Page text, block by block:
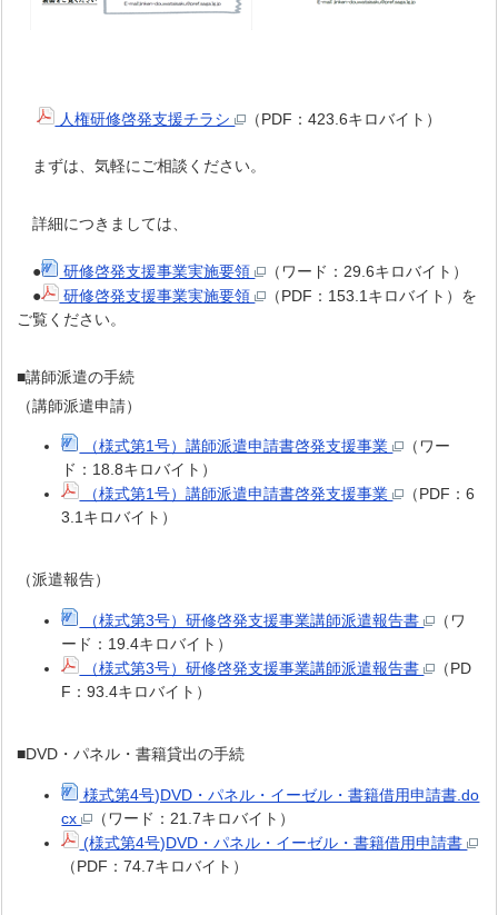
人権研修啓発支援チラシ （PDF：423.6キロバイト）
まずは、気軽にご相談ください。
詳細につきましては、
● 研修啓発支援事業実施要領
（ワード：29.6キロバイト）
●
研修啓発支援事業実施要領
（PDF：153.1キロバイト）を
ご覧ください。
■講師派遣の手続
（講師派遣申請）
（様式第1号）講師派遣申請書啓発支援事業
（ワー
ド：18.8キロバイト）
（様式第1号）講師派遣申請書啓発支援事業
（PDF：6
3.1キロバイト）
（派遣報告）
（様式第3号）研修啓発支援事業講師派遣報告書
（ワ
ード：19.4キロバイト）
（様式第3号）研修啓発支援事業講師派遣報告書
（PD
F：93.4キロバイト）
■DVD・パネル・書籍貸出の手続
様式第4号)DVD・パネル・イーゼル・書籍借用申請書.do
cx
（ワード：21.7キロバイト）
(様式第4号)DVD・パネル・イーゼル・書籍借用申請書
（PDF：74.7キロバイト）